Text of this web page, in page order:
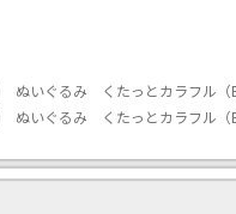
ぬいぐるみ くたっとカラフル（
ぬいぐるみ くたっとカラフル（